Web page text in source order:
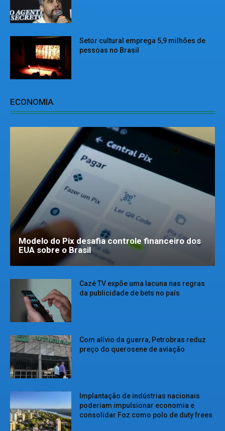
Setor cultural emprega 5,9 milhões de
pessoas no Brasil
ECONOMIA
Modelo do Pix desafia controle financeiro dos
EUA sobre o Brasil
Cazé TV expõe uma lacuna nas regras
da publicidade de bets no país
Com alívio da guerra, Petrobras reduz
preço do querosene de aviação
Implantação de indústrias nacionais
poderiam impulsionar economia e
consolidar Foz como polo de duty frees